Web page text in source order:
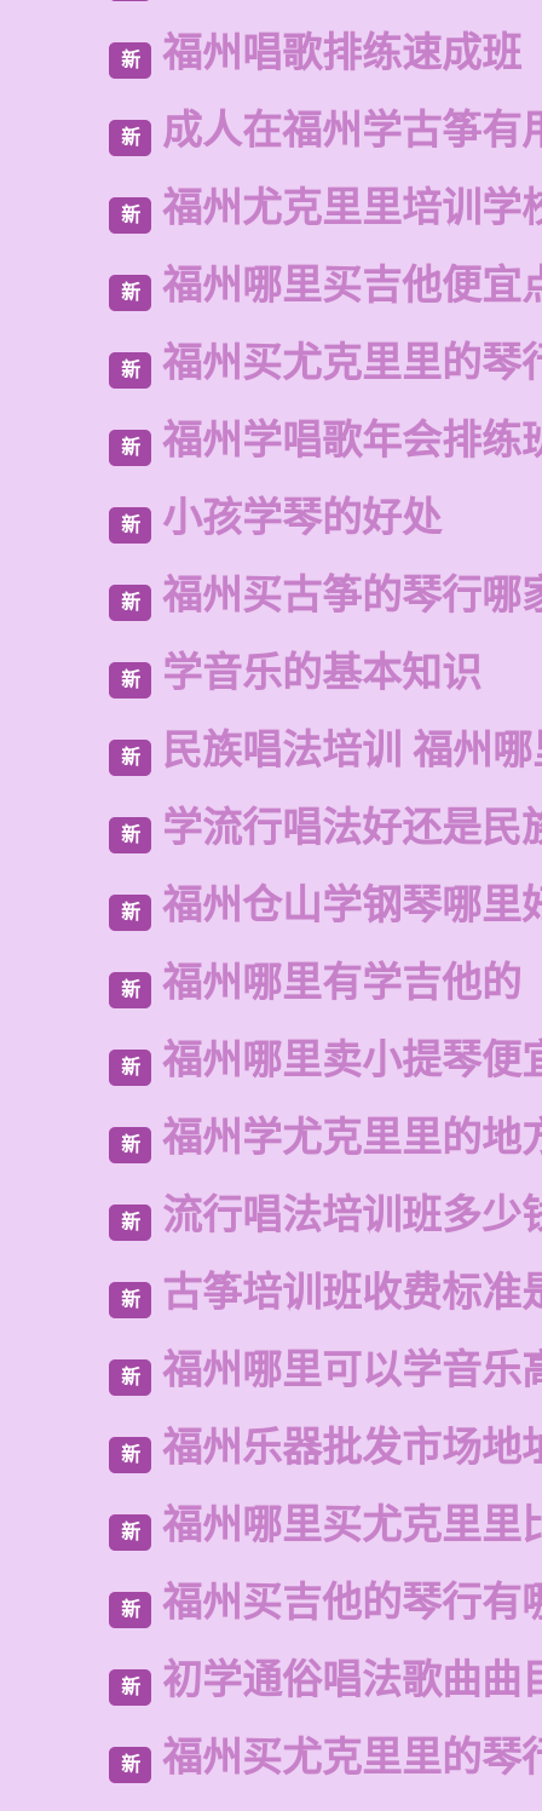
新 福州唱歌排练速成班
新 成人在福州学古筝有
新 福州尤克里里培训学
新 福州哪里买吉他便宜
新 福州买尤克里里的琴
新 福州学唱歌年会排练
新 小孩学琴的好处
新 福州买古筝的琴行哪
新 学音乐的基本知识
新 民族唱法培训 福州
新 学流行唱法好还是民
新 福州仓山学钢琴哪里
新 福州哪里有学吉他的
新 福州哪里卖小提琴便
新 福州学尤克里里的地
新 流行唱法培训班多少
新 古筝培训班收费标准
新 福州哪里可以学音乐
新 福州乐器批发市场地
新 福州哪里买尤克里里
新 福州买吉他的琴行有
新 初学通俗唱法歌曲曲
新 福州买尤克里里的琴